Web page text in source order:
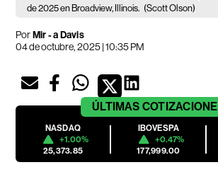
de 2025 en Broadview, Illinois. (Scott Olson)
PorMir - a Davis
04 de octubre, 2025 | 10:35 PM
ÚLTIMAS
NASDAQ
+1.00%
25,373.85
IBOVESPA
+0.47%
177,999.00